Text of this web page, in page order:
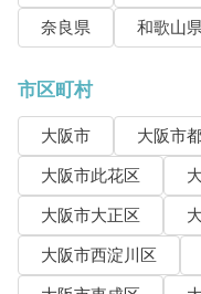
奈良県
和歌山
市区町村
大阪市 大阪市
大阪市此花区
大阪市大正区
大阪市西淀川区